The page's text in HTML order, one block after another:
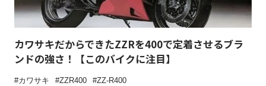
カワサキだからできたZZRを400で定着させるブラ
ンドの強さ！【このバイクに注目】
カワサキ ZZR400
ZZ-R400